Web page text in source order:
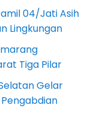
04/Jati Asih
Lingkungan
Tiga Pilar
Gelar